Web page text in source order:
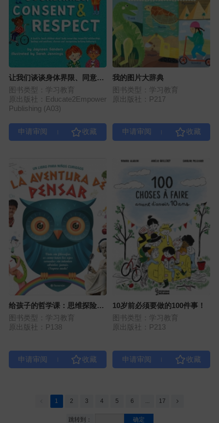
让我们谈谈身体界限、同意与
尊重
图书类型：学习教育
原出版社：Educate2Empower
Publishing (A03)
我的图片大辞典
图书类型：学习教育
原出版社：P217
给孩子的哲学课：思维探险之
旅
图书类型：学习教育
原出版社：P138
10岁前必须要做的100件事！
图书类型：学习教育
原出版社：P213
1 2 3 4 5 6 ... 17
跳转到： 确定